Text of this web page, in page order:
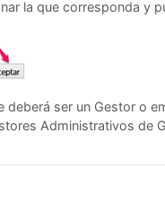
la que corresponda y
deberá ser un Gestor o
Administrativos de